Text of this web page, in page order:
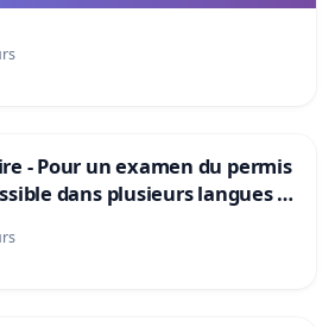
- Pour un examen du permis
dans plusieurs langues à